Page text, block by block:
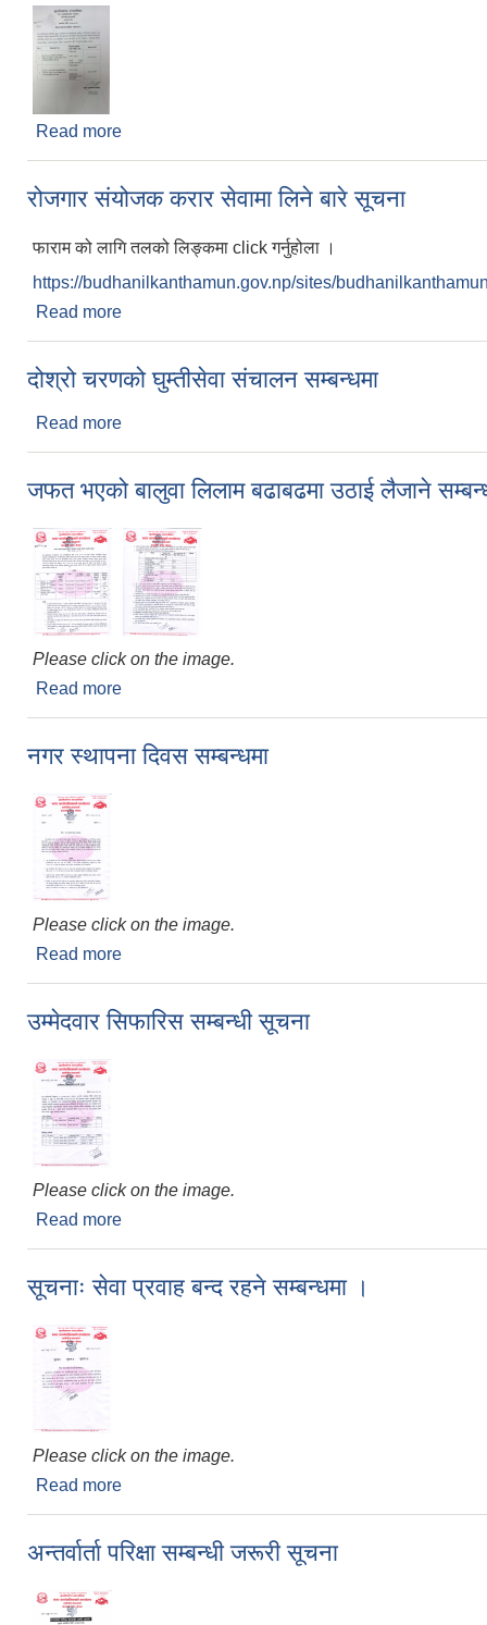
Read more
रोजगार संयोजक करार सेवामा लिने बारे सूचना
फाराम को लागि तलको लिङ्कमा click गर्नुहोला ।
https://budhanilkanthamun.gov.np/sites/
Read more
दोश्रो चरणको घुम्तीसेवा संचालन सम्बन्धमा
Read more
जफत भएको बालुवा लिलाम बढाबढमा उठाई लैजाने
Please click on the image.
Read more
नगर स्थापना दिवस सम्बन्धमा
Please click on the image.
Read more
उम्मेदवार सिफारिस सम्बन्धी सूचना
Please click on the image.
Read more
सूचनाः सेवा प्रवाह बन्द रहने सम्बन्धमा ।
Please click on the image.
Read more
अन्तर्वार्ता परिक्षा सम्बन्धी जरूरी सूचना